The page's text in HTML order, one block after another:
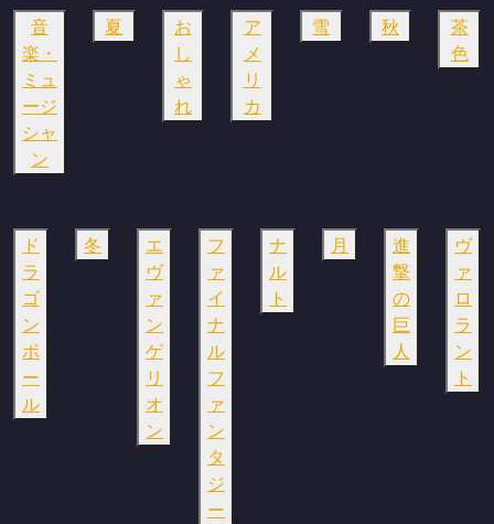
音
楽・
ミュ
ージ
シャ
ン
夏
お
し
ゃ
れ
ア
メ
リ
カ
雪 秋
茶
色
ド
ラ
ゴ
ン
ボ
ー
ル
冬
エ
ヴ
ァ
ン
ゲ
リ
オ
ン
フ
ァ
イ
ナ
ル
フ
ァ
ン
タ
ジ
ー
ナ
ル
ト
月
進
撃
の
巨
人
ヴ
ァ
ロ
ラ
ン
ト